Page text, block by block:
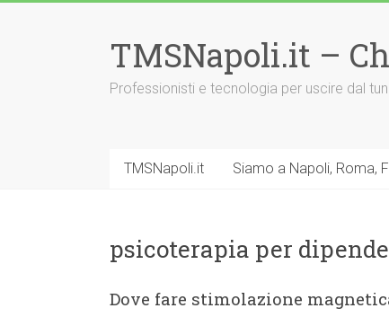
TMSNapoli.it –
Professionisti e tecnologia per uscire dal
TMSNapoli.it Siamo a Napoli, Roma,
psicoterapia per
Dove fare stimolazione